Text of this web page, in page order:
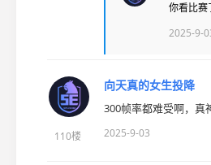
你看比赛
2025-9-
110楼
向天真的女生投降
300帧率都难受啊，真
2025-9-03